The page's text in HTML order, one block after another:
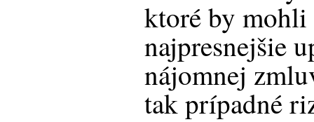
ktoré by
najpresnejšie
nájomnej
tak prípadné